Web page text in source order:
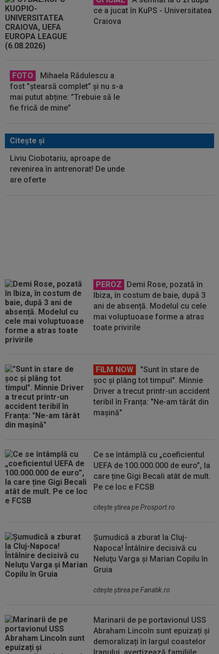
ce a jucat în KuPS - Universitatea
Craiova
FOTO
Mihaela Rădulescu a
fost ”ștearsă complet” și nu s-a
mai putut abține: ”Trebuie să le
fie frică de mine”
Citeşte şi
Liviu Ciobotariu, aproape de
revenirea în antrenorat! De unde
are oferte
PEROZ
Demi Rose, pozată în
Ibiza, în costum de baie, după 3
ani de absență. Modelul cu cele
mai voluptuoase forme a atras
toate privirile
FILM NOW
"Sunt în stare de
șoc și plâng tot timpul". Minnie
Driver a trecut printr-un accident
teribil în Franța: "Ne-am târât din
mașină"
Ce se întâmplă cu „coeficientul
UEFA de 100.000.000 de euro”, la
care ține Gigi Becali atât de mult.
Pe ce loc e FCSB
citeşte ştirea pe Prosport.ro
Șumudică a zburat la Cluj-
Napoca! Întâlnire decisivă cu
Neluţu Varga şi Marian Copilu în
Gruia
citeşte ştirea pe Fanatik.ro
Marinarii de pe portavionul USS
Abraham Lincoln sunt epuizați și
demoralizați în largul coastelor